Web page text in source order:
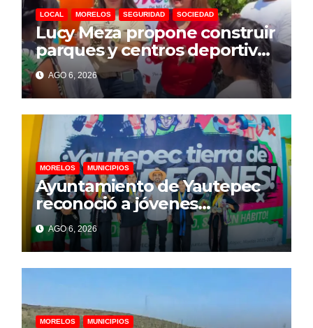
LOCAL MORELOS SEGURIDAD SOCIEDAD
Lucy Meza propone construir
parques y centros deportivos
para prevenir violencia y
adicciones en Cuernavaca
AGO 6, 2026
MORELOS MUNICIPIOS
Ayuntamiento de Yautepec
reconoció a jóvenes
campeones de Lima Lama
rumbo a competencia
internacional
AGO 6, 2026
MORELOS MUNICIPIOS